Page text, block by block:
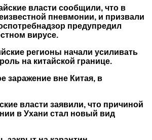
власти сообщили, что в
пневмонии, и призвали
предупредил
вирусе.
регионы начали усиливать
на китайской границе.
заражение вне Китая, в
власти заявили, что причиной
в Ухани стал новый вид